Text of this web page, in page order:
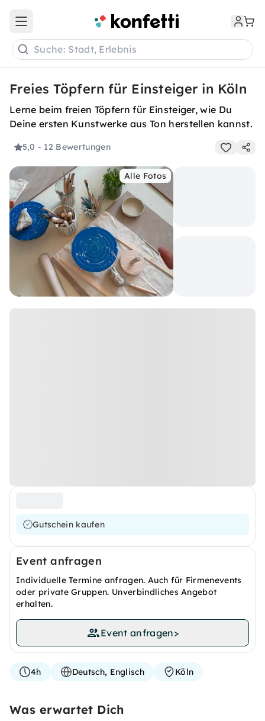
Open main menu
Suche: Stadt, Erlebnis
Freies Töpfern für Einsteiger in Köln
Lerne beim freien Töpfern für Einsteiger, wie Du
Deine ersten Kunstwerke aus Ton herstellen kannst.
5,0 - 12 Bewertungen
Alle Fotos
Gutschein kaufen
Event anfragen
Individuelle Termine anfragen. Auch für Firmenevents
oder private Gruppen. Unverbindliches Angebot
erhalten.
Event anfragen>
4h Deutsch, Englisch Köln
Was erwartet Dich